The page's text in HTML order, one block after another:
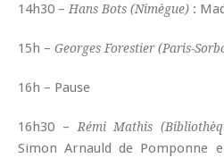
14h30 –Hans Bots (Nimègue) :
15h – Georges Forestier (Paris-
16h – Pause
16h30 –Rémi Mathis
Simon Arnauld de Pomponne